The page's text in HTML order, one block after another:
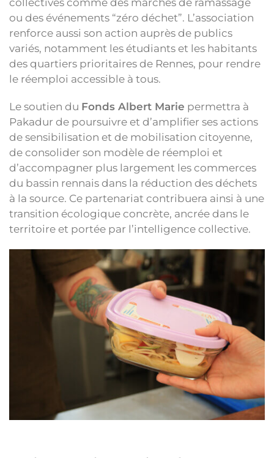
ou des événements “zéro déchet”. L’association
renforce aussi son action auprès de publics
variés, notamment les étudiants et les habitants
des quartiers prioritaires de Rennes, pour rendre
le réemploi accessible à tous.
Le soutien du Fonds Albert Marie permettra à
Pakadur de poursuivre et d’amplifier ses actions
de sensibilisation et de mobilisation citoyenne,
de consolider son modèle de réemploi et
d’accompagner plus largement les commerces
du bassin rennais dans la réduction des déchets
à la source. Ce partenariat contribuera ainsi à une
transition écologique concrète, ancrée dans le
territoire et portée par l’intelligence collective.